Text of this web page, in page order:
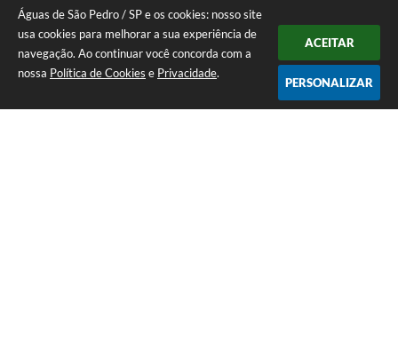
Águas de São Pedro / SP e os cookies: nosso site
usa cookies para melhorar a sua experiência de
navegação. Ao continuar você concorda com a
nossa Política de Cookies e Privacidade.
ACEITAR
PERSONALIZAR